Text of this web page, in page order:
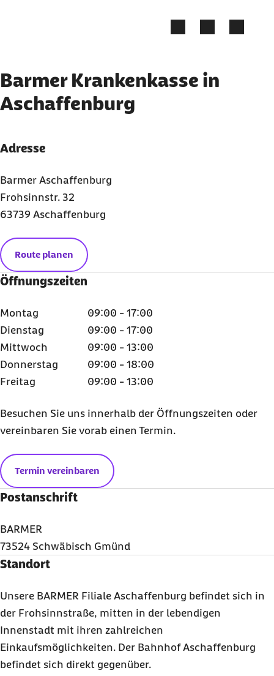
Barmer Krankenkasse in
Aschaffenburg
Adresse
Barmer Aschaffenburg
Frohsinnstr. 32
63739 Aschaffenburg
Route planen
Öffnungszeiten
Montag
09:00 - 17:00
Dienstag
09:00 - 17:00
Mittwoch
09:00 - 13:00
Donnerstag
09:00 - 18:00
Freitag
09:00 - 13:00
Besuchen Sie uns innerhalb der Öffnungszeiten oder
vereinbaren Sie vorab einen Termin.
Termin vereinbaren
Postanschrift
BARMER
73524 Schwäbisch Gmünd
Standort
Unsere BARMER Filiale Aschaffenburg befindet sich in
der Frohsinnstraße, mitten in der lebendigen
Innenstadt mit ihren zahlreichen
Einkaufsmöglichkeiten. Der Bahnhof Aschaffenburg
befindet sich direkt gegenüber.